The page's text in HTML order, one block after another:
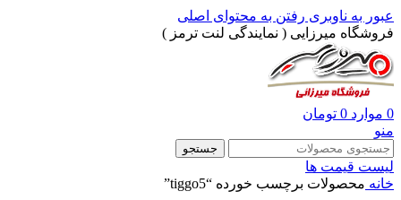
عبور به ناوبری رفتن به محتوای اصلی
فروشگاه میرزایی ( نمایندگی لنت ترمز )
0 موارد 0 تومان
منو
جستجو
لیست قیمت ها
خانه محصولات برچسب خورده “tiggo5”